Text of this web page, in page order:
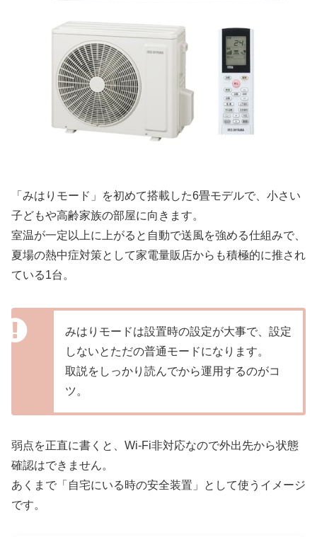
「みはりモード」を初めて搭載した6畳モデルで、小さい
子どもや高齢家族の部屋に向きます。
室温が一定以上に上がると自動で送風を強める仕組みで、
夏場の熱中症対策として家電量販店からも積極的に推され
ている1台。
みはりモードは設置時の設定が大事で、設定
しないとただの普通モードになります。
取説をしっかり読んでから運用するのがコ
ツ。
弱点を正直に書くと、Wi-Fi非対応なので外出先から状態
確認はできません。
あくまで「自宅にいる時の安全装置」として使うイメージ
です。